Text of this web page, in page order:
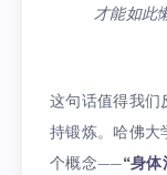
才能如此
这句话值得我们
持锻炼。哈佛大
个概念——“身